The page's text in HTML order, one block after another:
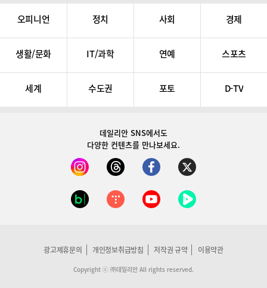
오피니언 정치 사회 경제
생활/문화 IT/과학 연예 스포츠
세계 수도권 포토 D-TV
데일리안 SNS에서도
다양한 컨텐츠를 만나보세요.
광고제휴문의 개인정보취급방침 저작권 규약 이용약관
Copyright ⓒ ㈜데일리안 All rights reserved.